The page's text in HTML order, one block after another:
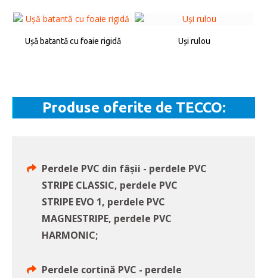
Ușă batantă cu foaie rigidă Uși rulou
Produse oferite de TECCO:
Perdele PVC din fâșii - perdele PVC
STRIPE CLASSIC, perdele PVC
STRIPE EVO 1, perdele PVC
MAGNESTRIPE, perdele PVC
HARMONIC;
Perdele cortină PVC - perdele